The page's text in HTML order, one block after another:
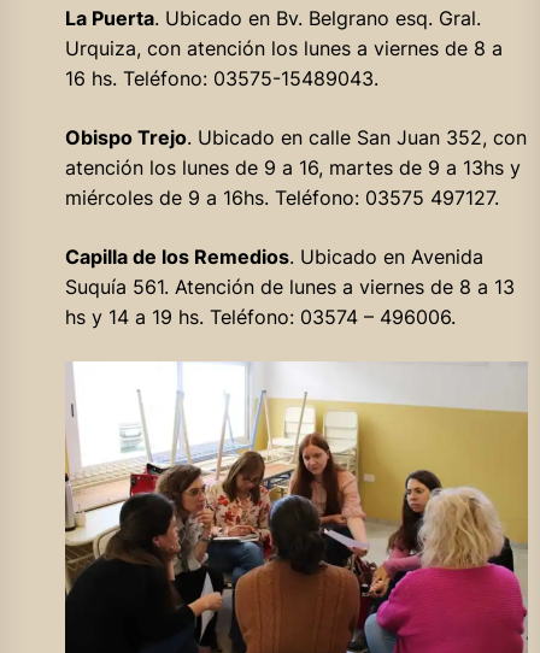
La Puerta. Ubicado en Bv. Belgrano esq. Gral.
Urquiza, con atención los lunes a viernes de 8 a
16 hs. Teléfono: 03575-15489043.
Obispo Trejo. Ubicado en calle San Juan 352, con
atención los lunes de 9 a 16, martes de 9 a 13hs y
miércoles de 9 a 16hs. Teléfono: 03575 497127.
Capilla de los Remedios. Ubicado en Avenida
Suquía 561. Atención de lunes a viernes de 8 a 13
hs y 14 a 19 hs. Teléfono: 03574 – 496006.